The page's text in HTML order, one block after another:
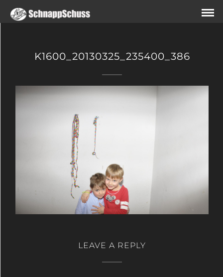
K1600_20130325_235400_386
LEAVE A REPLY